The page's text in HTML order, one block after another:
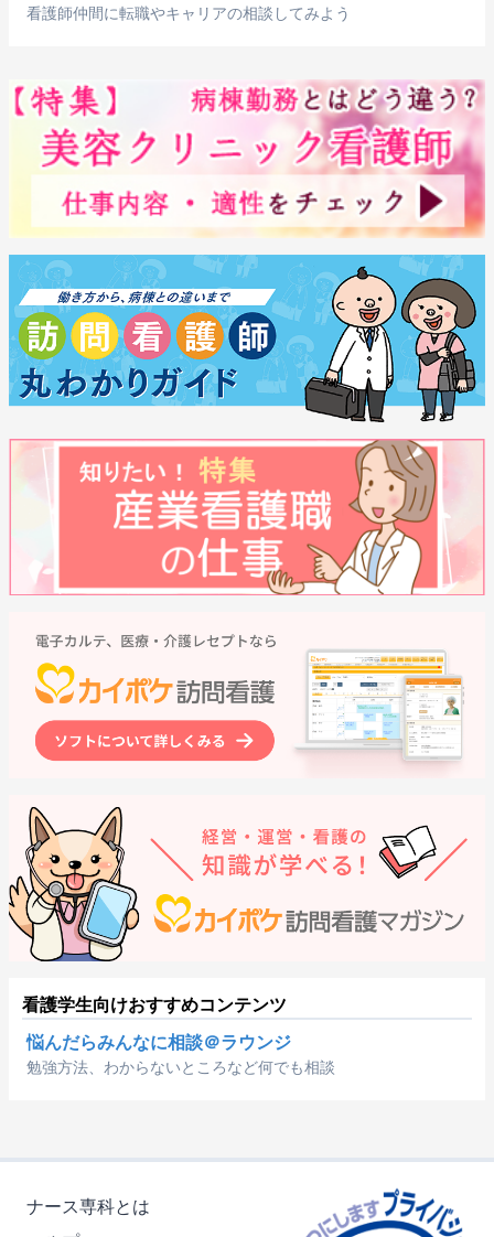
看護師仲間に転職やキャリアの相談してみよう
看護学生向けおすすめコンテンツ
悩んだらみんなに相談＠ラウンジ
勉強方法、わからないところなど何でも相談
ナース専科とは